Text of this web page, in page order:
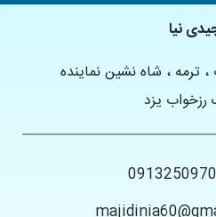
نیا
ترمه ، شاه نشین نماینده
یزد